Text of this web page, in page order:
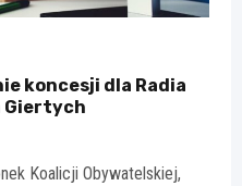
koncesji dla Radia
Giertych
Koalicji Obywatelskiej,